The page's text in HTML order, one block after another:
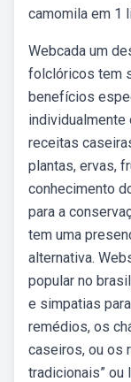
camomila em 1
Webcada um
folclóricos tem
benefícios
individualmente
receitas
plantas, ervas,
conhecimento
para a
tem uma
alternativa.
popular no
e simpatias
remédios, os
caseiros, ou os
tradicionais”